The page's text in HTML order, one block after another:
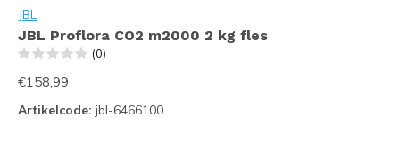
JBL
JBL Proflora CO2 m2000 2 kg fles
(0)
€158,99
Artikelcode: jbl-6466100